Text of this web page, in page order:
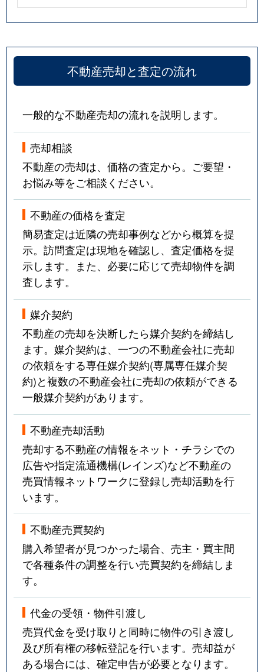
不動産売却と査定の流れ
一般的な不動産売却の流れを説明します。
売却相談
不動産の売却は、価格の査定から。ご要望・
お悩み等をご相談ください。
不動産の価格を査定
簡易査定は近隣の売却事例などから概算を提
示。訪問査定は現地を確認し、査定価格を提
示します。また、必要に応じて売却物件を調
査します。
媒介契約
不動産の売却を決断したら媒介契約を締結し
ます。媒介契約は、一つの不動産会社に売却
の依頼をする専任媒介契約(専属専任媒介契
約)と複数の不動産会社に売却の依頼ができる
一般媒介契約があります。
不動産売却活動
売却する不動産の情報をネット・チラシでの
広告や指定流通機構(レインズ)など不動産の
売買情報ネットワークに登録し売却活動を行
います。
不動産売買契約
購入希望者が見つかった場合、売主・買主間
で各種条件の調整を行い売買契約を締結しま
す。
代金の受領・物件引渡し
売買代金を受け取りと同時に物件の引き渡し
及び所有権の移転登記を行います。売却益が
ある場合には、確定申告が必要となります。